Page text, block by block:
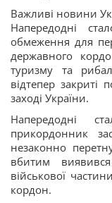
Важливі новини
Напередодні
обмеження для
державного
туризму та
відтепер
заході України.
Напередодні
прикордонник
незаконно
вбитим
військової
кордон.